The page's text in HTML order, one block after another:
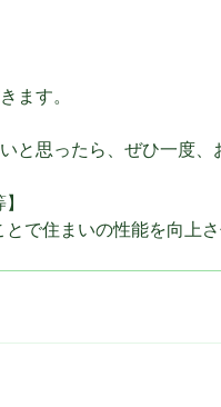
ます。
思ったら、ぜひ一度、
で住まいの性能を向上